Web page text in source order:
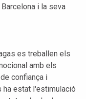
i la seva
es treballen els
amb els
confiança i
ha estat l'estimulació